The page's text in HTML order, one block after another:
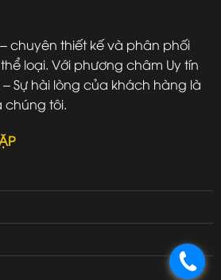
– chuyên thiết kế và phân phối
thể loại. Với phương châm Uy tín
Sự hài lòng của khách hàng là
chúng tôi.
.